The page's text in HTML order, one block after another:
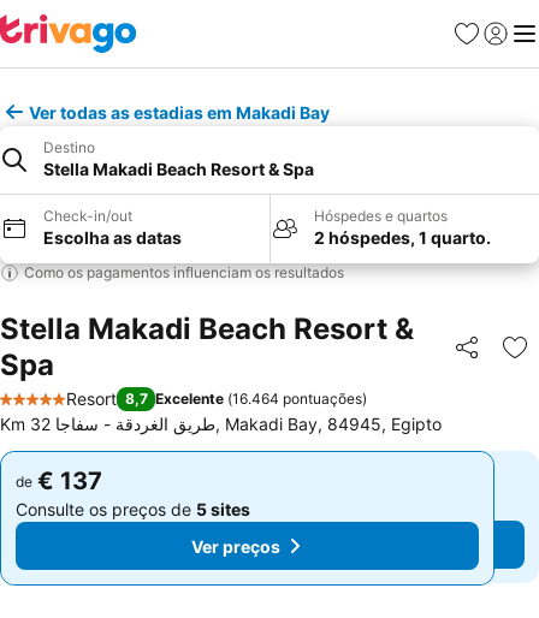
Favoritos
Iniciar
Ver todas as estadias em Makadi Bay
Destino
Stella Makadi Beach Resort & Spa
Check-in/out
Escolha as datas
Hóspedes e quartos
2 hóspedes, 1 quarto.
Como os pagamentos influenciam os resultados
Stella Makadi Beach Resort &
Spa
Partilhar
5 Estrelas
Resort 8,7 Excelente (16.464 pontuações)
Km 32 طريق الغردقة - سفاجا, Makadi Bay, 84945, Egipto
de € 137
Consulte os preços de 5 sites
Ver preços
de € 137
Consulte os preços de 5 sites
Ver preços